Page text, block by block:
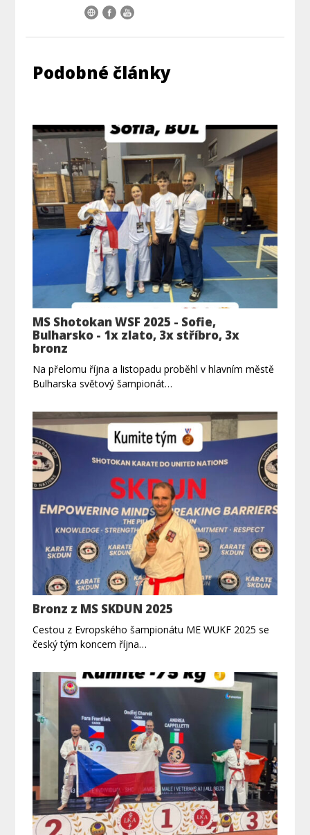
Podobné články
MS Shotokan WSF 2025 - Sofie,
Bulharsko - 1x zlato, 3x stříbro, 3x
bronz
Na přelomu října a listopadu proběhl v hlavním městě
Bulharska světový šampionát…
Bronz z MS SKDUN 2025
Cestou z Evropského šampionátu ME WUKF 2025 se
český tým koncem října…